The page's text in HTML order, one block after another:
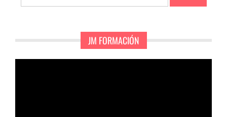
JM FORMACIÓN